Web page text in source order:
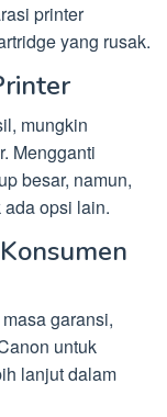
printer
yang rusak.
mungkin
Mengganti
besar, namun,
opsi lain.
garansi,
untuk
lanjut dalam